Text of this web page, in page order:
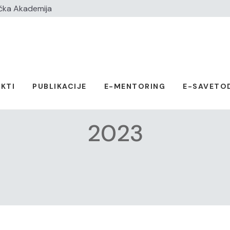
Akademija
PUBLIKACIJE E-MENTORING E-
2023